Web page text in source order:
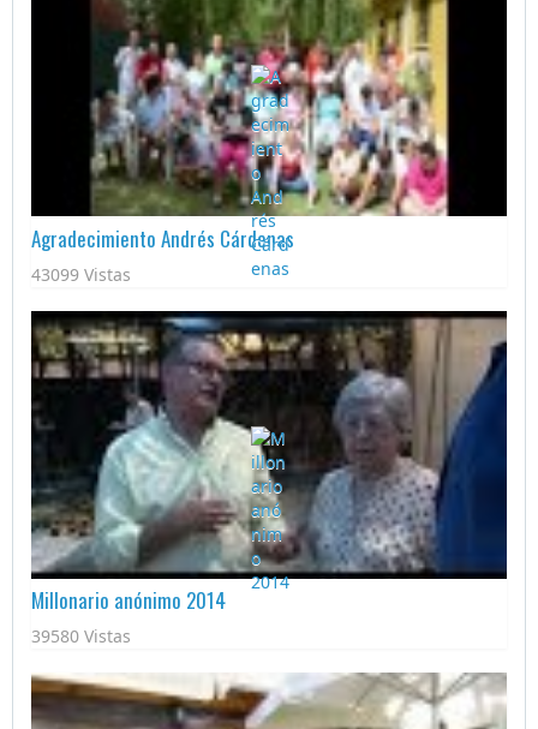
Agradecimiento Andrés Cárdenas
43099 Vistas
Millonario anónimo 2014
39580 Vistas